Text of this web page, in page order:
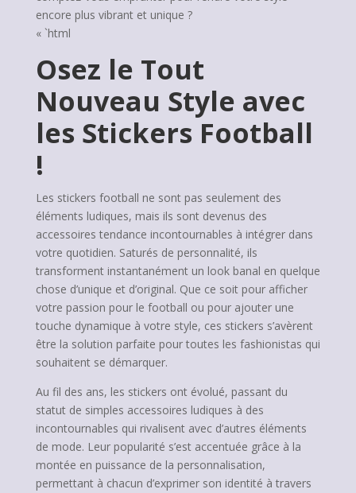
encore plus vibrant et unique ?
« `html
Osez le Tout
Nouveau Style avec
les Stickers Football
!
Les stickers football ne sont pas seulement des
éléments ludiques, mais ils sont devenus des
accessoires tendance incontournables à intégrer dans
votre quotidien. Saturés de personnalité, ils
transforment instantanément un look banal en quelque
chose d’unique et d’original. Que ce soit pour afficher
votre passion pour le football ou pour ajouter une
touche dynamique à votre style, ces stickers s’avèrent
être la solution parfaite pour toutes les fashionistas qui
souhaitent se démarquer.
Au fil des ans, les stickers ont évolué, passant du
statut de simples accessoires ludiques à des
incontournables qui rivalisent avec d’autres éléments
de mode. Leur popularité s’est accentuée grâce à la
montée en puissance de la personnalisation,
permettant à chacun d’exprimer son identité à travers